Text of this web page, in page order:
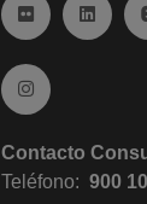
Ir a FlickrIr a
Ir a Instagram
Contacto
Teléfono:900